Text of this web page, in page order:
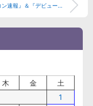
『オリコン速報』＆『デビュー発表日』
木 金
土
1